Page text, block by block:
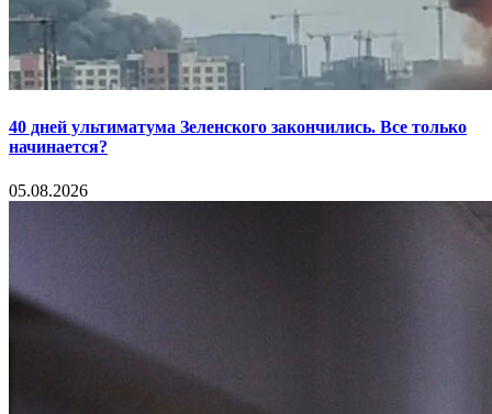
40 дней ультиматума Зеленского закончились. Все только
начинается?
05.08.2026